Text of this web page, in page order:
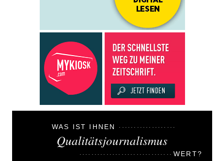
WAS IST IHNEN
Qualitätsjournalismus
WERT?